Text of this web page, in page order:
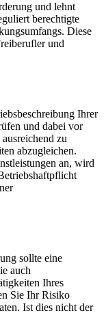
und lehnt
berechtigte
Diese
und
Ihrer
und dabei vor
zu
abzugleichen.
an, wird
sollte eine
auch
Ihres
Sie Ihr Risiko
Ist dies nicht der